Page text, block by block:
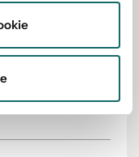
antresola